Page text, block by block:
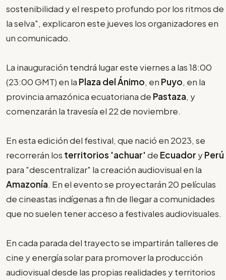
sostenibilidad y el respeto profundo por los ritmos de
la selva", explicaron este jueves los organizadores en
un comunicado.
La inauguración tendrá lugar este viernes a las 18:00
(23:00 GMT) en la Plaza del Ánimo, en Puyo, en la
provincia amazónica ecuatoriana de Pastaza, y
comenzarán la travesía el 22 de noviembre.
En esta edición del festival, que nació en 2023, se
recorrerán los territorios 'achuar' de Ecuador yPerú
para "descentralizar" la creación audiovisual en la
Amazonía. En el evento se proyectarán 20 películas
de cineastas indígenas a fin de llegar a comunidades
que no suelen tener acceso a festivales audiovisuales.
En cada parada del trayecto se impartirán talleres de
cine y energía solar para promover la producción
audiovisual desde las propias realidades y territorios